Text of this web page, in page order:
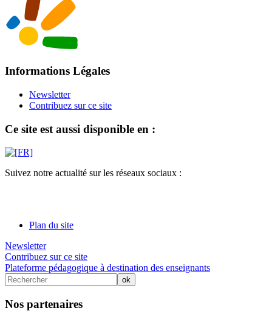
Informations Légales
Newsletter
Contribuez sur ce site
Ce site est aussi disponible en :
Suivez notre actualité sur les réseaux sociaux :
Plan du site
Newsletter
Contribuez sur ce site
Plateforme pédagogique à destination des enseignants
Nos partenaires